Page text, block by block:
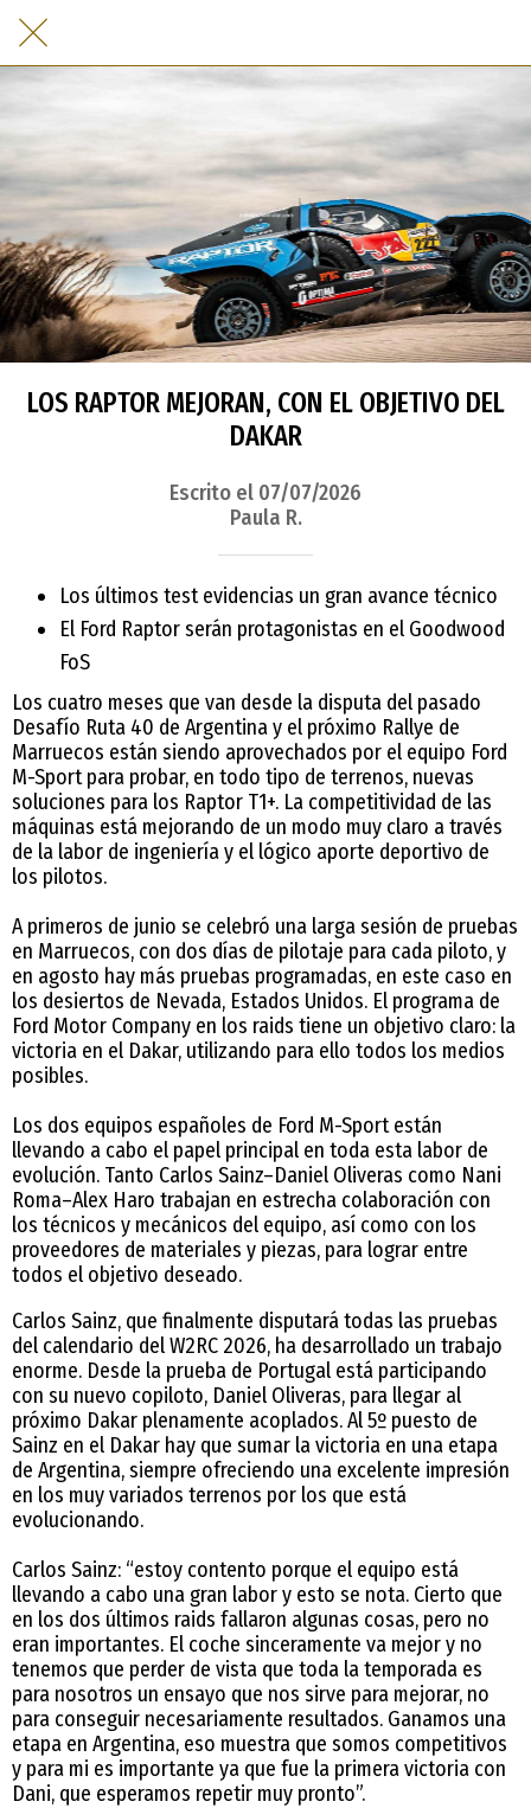
LOS RAPTOR MEJORAN, CON EL OBJETIVO DEL
DAKAR
Escrito el 07/07/2026
Paula R.
Los últimos test evidencias un gran avance técnico
El Ford Raptor serán protagonistas en el Goodwood
FoS
Los cuatro meses que van desde la disputa del pasado
Desafío Ruta 40 de Argentina y el próximo Rallye de
Marruecos están siendo aprovechados por el equipo Ford
M-Sport para probar, en todo tipo de terrenos, nuevas
soluciones para los Raptor T1+. La competitividad de las
máquinas está mejorando de un modo muy claro a través
de la labor de ingeniería y el lógico aporte deportivo de
los pilotos.
A primeros de junio se celebró una larga sesión de pruebas
en Marruecos, con dos días de pilotaje para cada piloto, y
en agosto hay más pruebas programadas, en este caso en
los desiertos de Nevada, Estados Unidos. El programa de
Ford Motor Company en los raids tiene un objetivo claro: la
victoria en el Dakar, utilizando para ello todos los medios
posibles.
Los dos equipos españoles de Ford M-Sport están
llevando a cabo el papel principal en toda esta labor de
evolución. Tanto Carlos Sainz–Daniel Oliveras como Nani
Roma–Alex Haro trabajan en estrecha colaboración con
los técnicos y mecánicos del equipo, así como con los
proveedores de materiales y piezas, para lograr entre
todos el objetivo deseado.
Carlos Sainz, que finalmente disputará todas las pruebas
del calendario del W2RC 2026, ha desarrollado un trabajo
enorme. Desde la prueba de Portugal está participando
con su nuevo copiloto, Daniel Oliveras, para llegar al
próximo Dakar plenamente acoplados. Al 5º puesto de
Sainz en el Dakar hay que sumar la victoria en una etapa
de Argentina, siempre ofreciendo una excelente impresión
en los muy variados terrenos por los que está
evolucionando.
Carlos Sainz: “estoy contento porque el equipo está
llevando a cabo una gran labor y esto se nota. Cierto que
en los dos últimos raids fallaron algunas cosas, pero no
eran importantes. El coche sinceramente va mejor y no
tenemos que perder de vista que toda la temporada es
para nosotros un ensayo que nos sirve para mejorar, no
para conseguir necesariamente resultados. Ganamos una
etapa en Argentina, eso muestra que somos competitivos
y para mi es importante ya que fue la primera victoria con
Dani, que esperamos repetir muy pronto”.